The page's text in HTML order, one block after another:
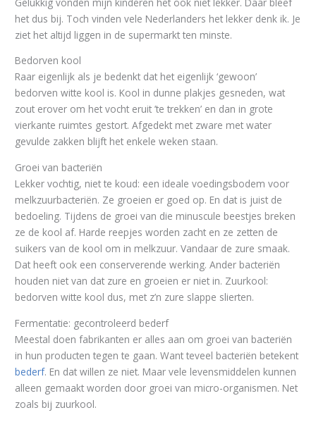
het dus bij. Toch vinden vele Nederlanders het lekker denk ik. Je
ziet het altijd liggen in de supermarkt ten minste.
Bedorven kool
Raar eigenlijk als je bedenkt dat het eigenlijk ‘gewoon’
bedorven witte kool is. Kool in dunne plakjes gesneden, wat
zout erover om het vocht eruit ’te trekken’ en dan in grote
vierkante ruimtes gestort. Afgedekt met zware met water
gevulde zakken blijft het enkele weken staan.
Groei van bacteriën
Lekker vochtig, niet te koud: een ideale voedingsbodem voor
melkzuurbacteriën. Ze groeien er goed op. En dat is juist de
bedoeling. Tijdens de groei van die minuscule beestjes breken
ze de kool af. Harde reepjes worden zacht en ze zetten de
suikers van de kool om in melkzuur. Vandaar de zure smaak.
Dat heeft ook een conserverende werking. Ander bacteriën
houden niet van dat zure en groeien er niet in. Zuurkool:
bedorven witte kool dus, met z’n zure slappe slierten.
Fermentatie: gecontroleerd bederf
Meestal doen fabrikanten er alles aan om groei van bacteriën
in hun producten tegen te gaan. Want teveel bacteriën betekent
bederf. En dat willen ze niet. Maar vele levensmiddelen kunnen
alleen gemaakt worden door groei van micro-organismen. Net
zoals bij zuurkool.